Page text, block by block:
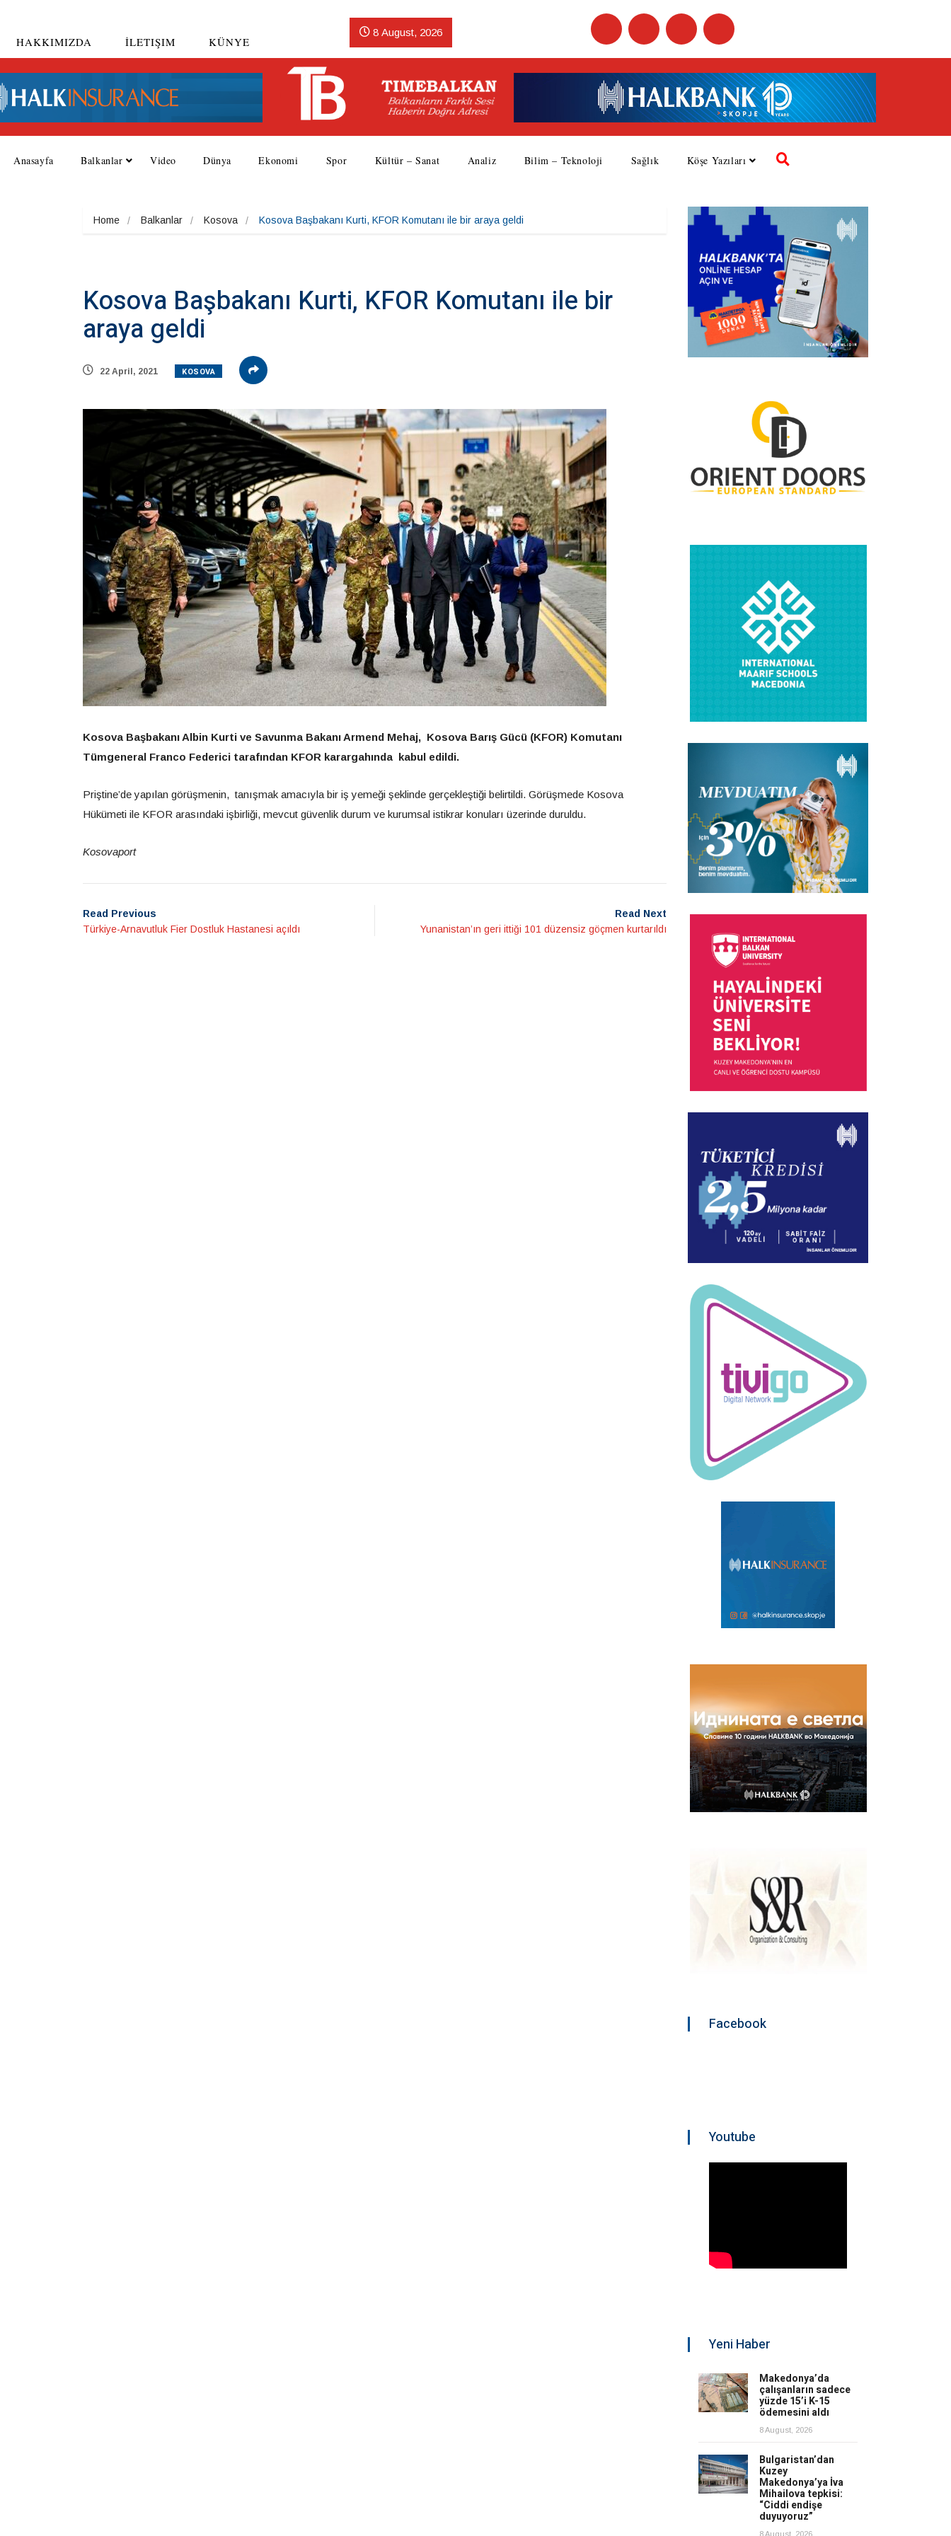
HAKKIMIZDA İLETIŞIM KÜNYE
8 August, 2026
Anasayfa Balkanlar Video Dünya Ekonomi Spor Kültür – Sanat Analiz Bilim – Teknoloji Sağlık Köşe Yazıları
Home Balkanlar Kosova Kosova Başbakanı Kurti, KFOR Komutanı ile bir araya geldi
Kosova Başbakanı Kurti, KFOR Komutanı ile bir
araya geldi
22 April, 2021 KOSOVA
Kosova Başbakanı Albin Kurti ve Savunma Bakanı Armend Mehaj, Kosova Barış Gücü (KFOR) Komutanı
Tümgeneral Franco Federici tarafından KFOR karargahında kabul edildi.
Priştine’de yapılan görüşmenin, tanışmak amacıyla bir iş yemeği şeklinde gerçekleştiği belirtildi. Görüşmede Kosova
Hükümeti ile KFOR arasındaki işbirliği, mevcut güvenlik durum ve kurumsal istikrar konuları üzerinde duruldu.
Kosovaport
Read Previous
Türkiye-Arnavutluk Fier Dostluk Hastanesi açıldı
Read Next
Yunanistan’ın geri ittiği 101 düzensiz göçmen kurtarıldı
Facebook
Youtube
Yeni Haber
Makedonya’da
çalışanların sadece
yüzde 15’i K-15
ödemesini aldı
8 August, 2026
Bulgaristan’dan
Kuzey
Makedonya’ya İva
Mihailova tepkisi:
“Ciddi endişe
duyuyoruz”
8 August, 2026